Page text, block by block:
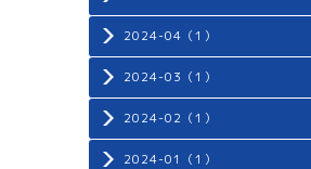
2024-04（1）
2024-03（1）
2024-02（1）
2024-01（1）